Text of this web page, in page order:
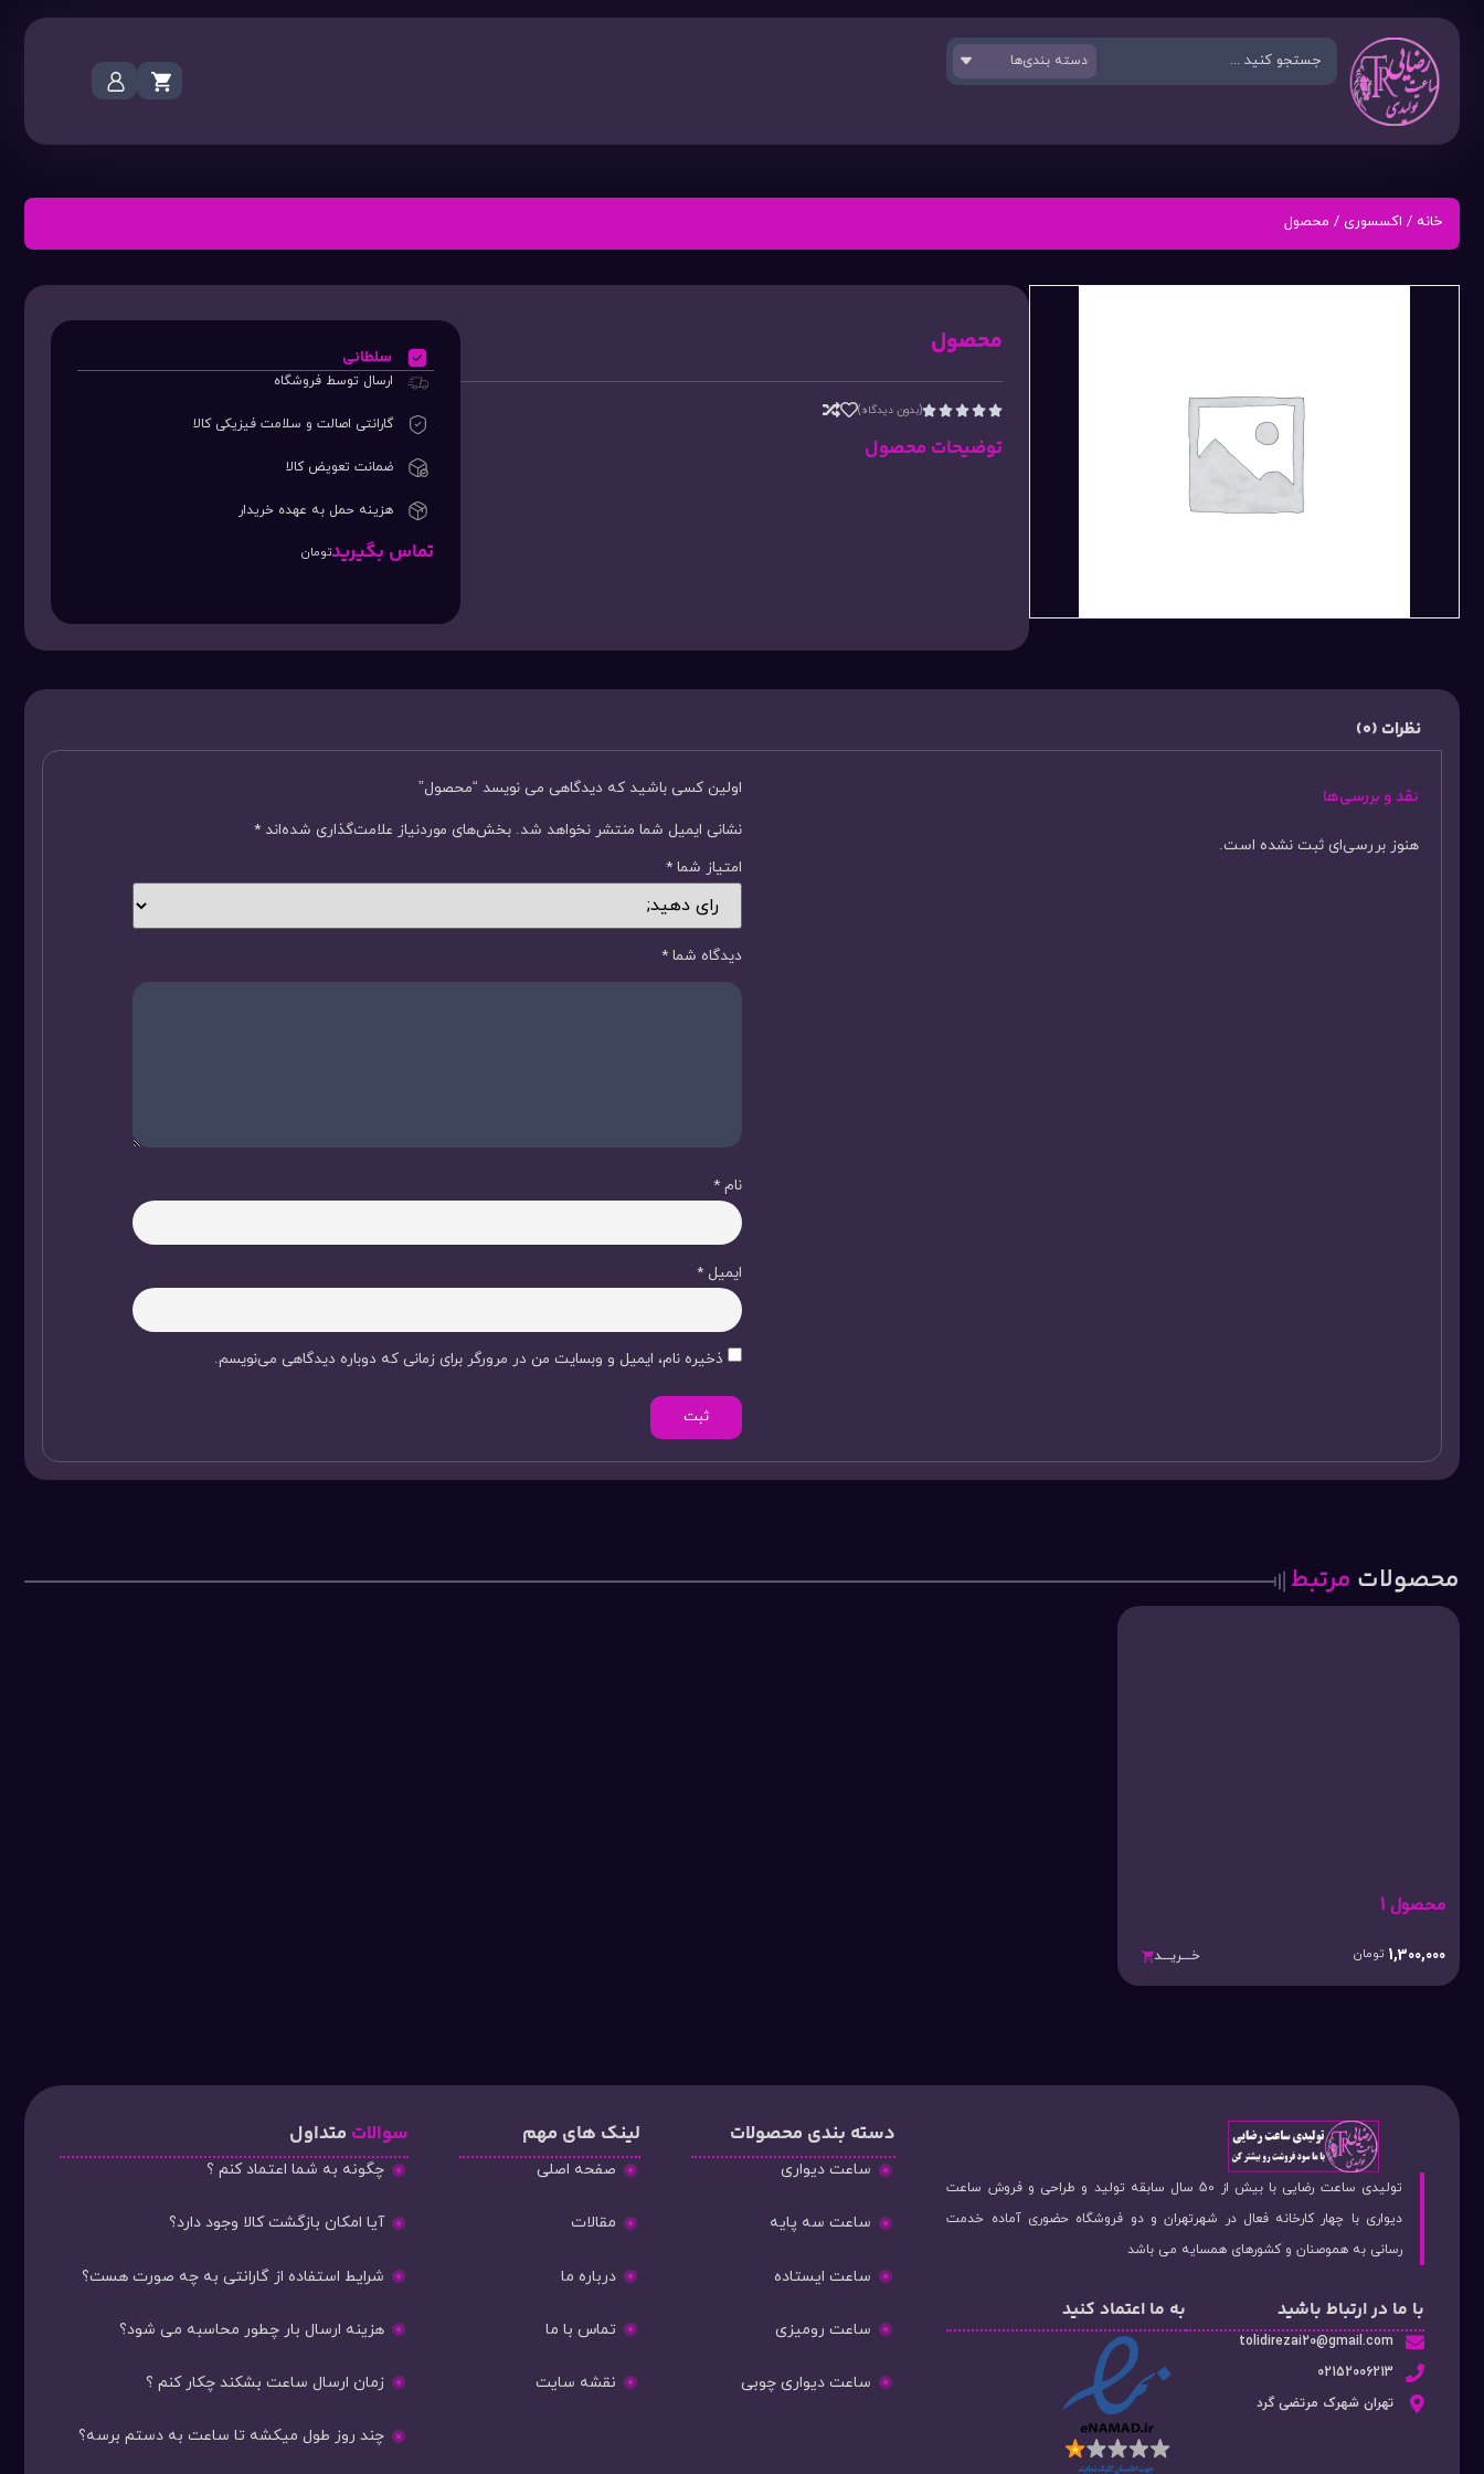
خانه / اکسسوری / محصول
محصول




(بدون دیدگاه)
توضیحات محصول
سلطانی
ارسال توسط فروشگاه
گارانتی اصالت و سلامت فیزیکی کالا
ضمانت تعویض کالا
هزینه حمل به عهده خریدار
تماس بگیریدتومان
نظرات (0)
نقد و بررسی‌ها
هنوز بررسی‌ای ثبت نشده است.
اولین کسی باشید که دیدگاهی می نویسد “محصول”
نشانی ایمیل شما منتشر نخواهد شد. بخش‌های موردنیاز علامت‌گذاری شده‌اند *
امتیاز شما *
دیدگاه شما *
نام *
ایمیل *
ذخیره نام، ایمیل و وبسایت من در مرورگر برای زمانی که دوباره دیدگاهی می‌نویسم.
محصولات مرتبط
محصول 1
1,300,000 تومان خـــریـــد
تولیدی ساعت رضایی با بیش از 50 سال سابقه تولید و طراحی و فروش ساعت
دیواری با چهار کارخانه فعال در شهرتهران و دو فروشگاه حضوری آماده خدمت
رسانی به هموصنان و کشورهای همسایه می باشد
با ما در ارتباط باشید
tolidirezai20@gmail.com
02152006213
تهران شهرک مرتضی گرد
به ما اعتماد کنید
دسته‌ بندی محصولات
ساعت دیواری
ساعت سه پایه
ساعت ایستاده
ساعت رومیزی
ساعت دیواری چوبی
لینک های مهم
صفحه اصلی
مقالات
درباره ما
تماس با ما
نقشه سایت
سوالات متداول
چگونه به شما اعتماد کنم ؟
آیا امکان بازگشت کالا وجود دارد؟
شرایط استفاده از گارانتی به چه صورت هست؟
هزینه ارسال بار چطور محاسبه می شود؟
زمان ارسال ساعت بشکند چکار کنم ؟
چند روز طول میکشه تا ساعت به دستم برسه؟